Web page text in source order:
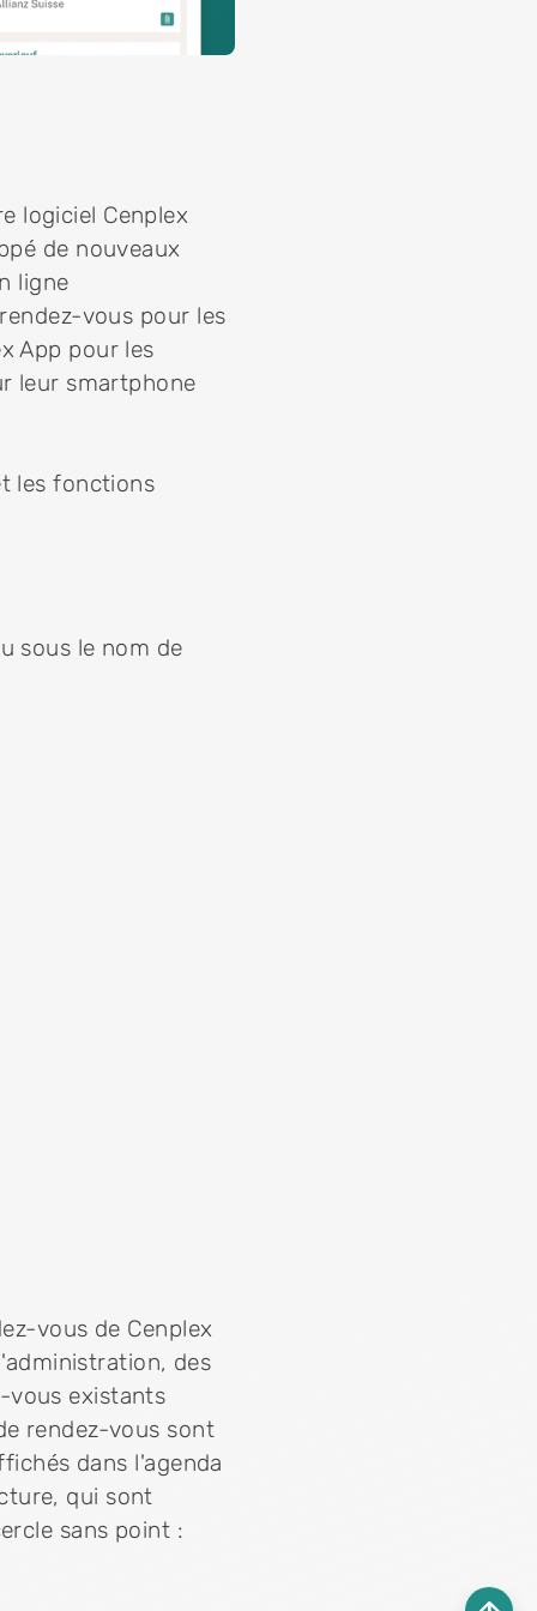
logiciel Cenplex
de nouveaux
ligne
vous pour les
App pour les
leur smartphone
les fonctions
sous le nom de
vous de Cenplex
des
vous existants
rendez-vous sont
dans l'agenda
qui sont
sans point :